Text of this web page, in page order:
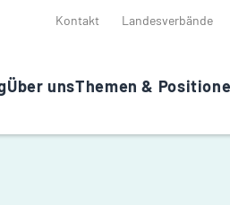
Kontakt Landesverbände
Über unsThemen &